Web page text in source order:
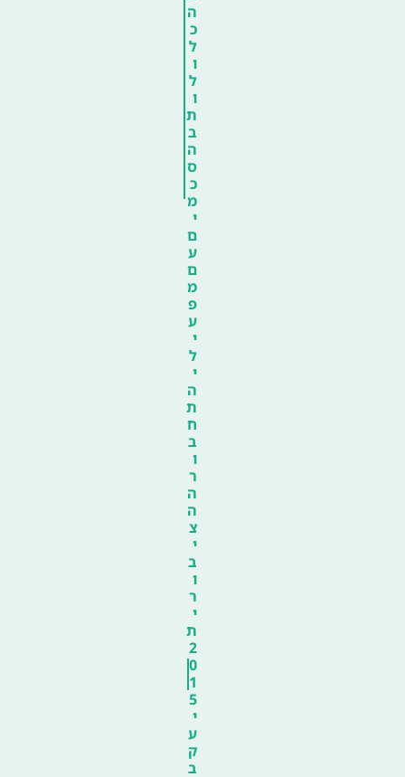
ה
כ
ל
ו
ל
ו
ת
ב
ה
ס
כ
מ
י
ם
ע
ם
מ
פ
ע
י
ל
י
ה
ת
ח
ב
ו
ר
ה
ה
צ
י
ב
ו
ר
י
ת
2
0
1
5
י
ע
ק
ב